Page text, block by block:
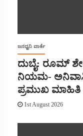
ಜನಧ್ವನಿ ವಾರ್ತೆ
ದುಬೈ: ರೂಮ್
ನಿಯಮ-
ಪ್ರಮುಖ ಮಾಹಿತಿ
1st August 2026